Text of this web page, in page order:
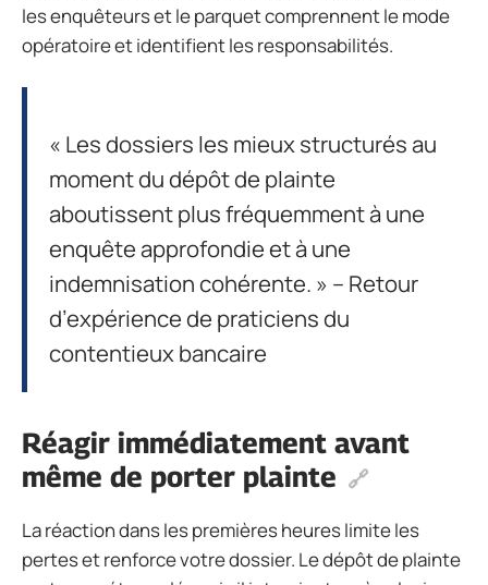
les enquêteurs et le parquet comprennent le mode
opératoire et identifient les responsabilités.
« Les dossiers les mieux structurés au
moment du dépôt de plainte
aboutissent plus fréquemment à une
enquête approfondie et à une
indemnisation cohérente. » – Retour
d’expérience de praticiens du
contentieux bancaire
Réagir immédiatement avant
même de porter plainte
La réaction dans les premières heures limite les
pertes et renforce votre dossier. Le dépôt de plainte